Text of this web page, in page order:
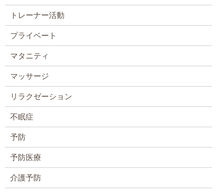
トレーナー活動
プライベート
マタニティ
マッサージ
リラクゼーション
不眠症
予防
予防医療
介護予防